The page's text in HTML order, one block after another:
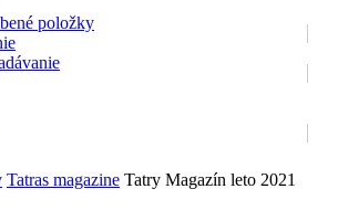
položky
Tatras magazine Tatry Magazín leto 2021